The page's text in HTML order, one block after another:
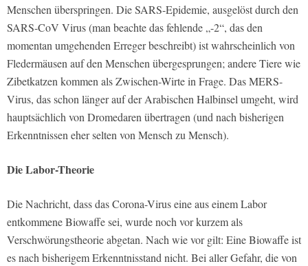
Menschen überspringen. Die SARS-Epidemie, ausgelöst durch den
SARS-CoV Virus (man beachte das fehlende „-2“, das den
momentan umgehenden Erreger beschreibt) ist wahrscheinlich von
Fledermäusen auf den Menschen übergesprungen; andere Tiere wie
Zibetkatzen kommen als Zwischen-Wirte in Frage. Das MERS-
Virus, das schon länger auf der Arabischen Halbinsel umgeht, wird
hauptsächlich von Dromedaren übertragen (und nach bisherigen
Erkenntnissen eher selten von Mensch zu Mensch).
Die Labor-Theorie
Die Nachricht, dass das Corona-Virus eine aus einem Labor
entkommene Biowaffe sei, wurde noch vor kurzem als
Verschwörungstheorie abgetan. Nach wie vor gilt: Eine Biowaffe ist
es nach bisherigem Erkenntnisstand nicht. Bei aller Gefahr, die von